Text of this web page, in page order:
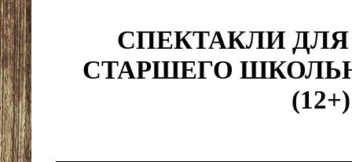
СПЕКТАКЛИ
СТАРШЕГО
(12+)